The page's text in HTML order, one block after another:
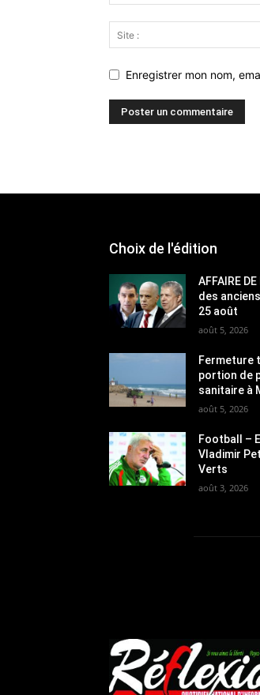
Enregistrer mon nom,
Choix de l'édition
AFFAIRE
des
25 août
août 5, 2026
Fermeture
portion de
sanitaire à
août 5, 2026
Football –
Vladimir
Verts
août 3, 2026